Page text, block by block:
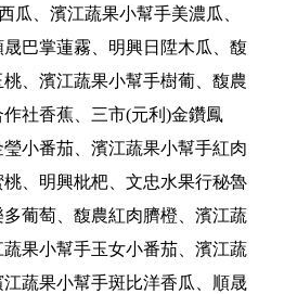
瓜、濱江蔬果小幫手美濃瓜、
巴掌蓮霧、明興日陞木瓜、馥
、濱江蔬果小幫手樹葡、馥農
社香蕉、三市(元利)金鑽鳳
小番茄、濱江蔬果小幫手紅肉
、明興枇杷、文忠水果行秘魯
葡萄、馥農紅肉臍橙、濱江蔬
果小幫手玉女小番茄、濱江蔬
蔬果小幫手斑比洋香瓜、順晟